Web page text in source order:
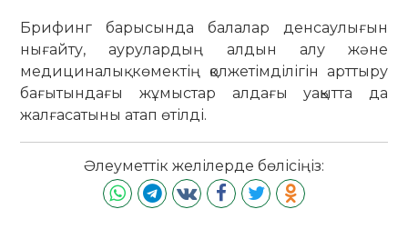
Брифинг барысында балалар денсаулығын
нығайту, аурулардың алдын алу және
медициналық көмектің қолжетімділігін арттыру
бағытындағы жұмыстар алдағы уақытта да
жалғасатыны атап өтілді.
Әлеуметтік желілерде бөлісіңіз: